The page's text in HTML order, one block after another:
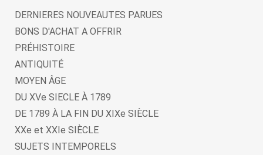
DERNIERES NOUVEAUTES PARUES
BONS D'ACHAT A OFFRIR
PRÉHISTOIRE
ANTIQUITÉ
MOYEN ÂGE
DU XVe SIECLE À 1789
DE 1789 À LA FIN DU XIXe SIÈCLE
XXe et XXIe SIÈCLE
SUJETS INTEMPORELS